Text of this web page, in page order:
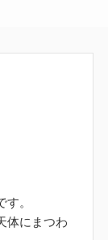
。
体にまつわ